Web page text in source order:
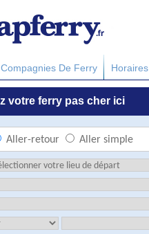
Compagnies De Ferry Horaires